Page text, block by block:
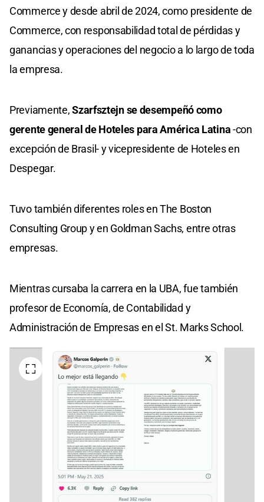
Commerce y desde abril de 2024, como presidente de
Commerce, con responsabilidad total de pérdidas y
ganancias y operaciones del negocio a lo largo de toda
la empresa.
Previamente,Szarfsztejn se desempeñó como
gerente general de Hoteles para América Latina-con
excepción de Brasil- y vicepresidente de Hoteles en
Despegar.
Tuvo también diferentes roles en The Boston
Consulting Group y en Goldman Sachs, entre otras
empresas.
Mientras cursaba la carrera en la UBA, fue también
profesor de Economía, de Contabilidad y
Administración de Empresas en el St. Marks School.